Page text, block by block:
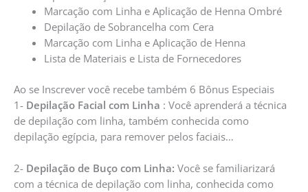
Marcação com Linha e Aplicação de Henna Ombré
Depilação de Sobrancelha com Cera
Marcação com Linha e Aplicação de Henna
Lista de Materiais e Lista de Fornecedores
Ao se Inscrever você recebe também 6 Bônus Especiais
1- Depilação Facial com Linha : Você aprenderá a técnica
de depilação com linha, também conhecida como
depilação egípcia, para remover pelos faciais…
2- Depilação de Buço com Linha: Você se familiarizará
com a técnica de depilação com linha, conhecida como